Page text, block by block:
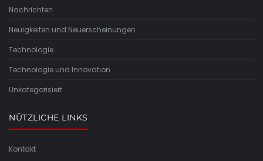
Nachrichten
Neuigkeiten und Neuerscheinungen
Technologie
Technologie und Innovation
Unkategorisiert
NÜTZLICHE LINKS
Kontakt